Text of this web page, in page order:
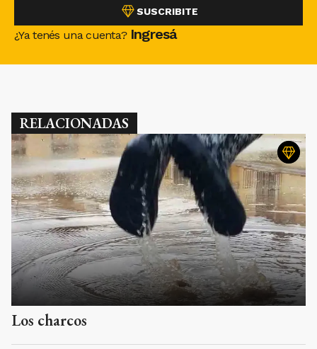
SUSCRIBITE
¿Ya tenés una cuenta? Ingresá
RELACIONADAS
Los charcos